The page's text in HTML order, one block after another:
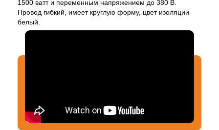
1500 ватт и переменным напряжением до 380 В.
Провод гибкий, имеет круглую форму, цвет изоляции
белый.